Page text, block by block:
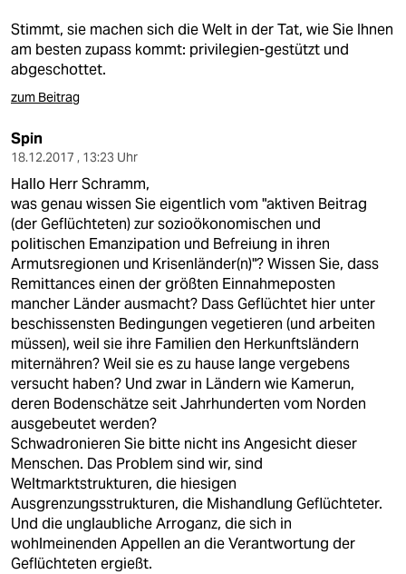
Stimmt, sie machen sich die Welt in der Tat, wie Sie Ihnen
am besten zupass kommt: privilegien-gestützt und
abgeschottet.
zum Beitrag
Spin
18.12.2017 , 13:23 Uhr
Hallo Herr Schramm,
was genau wissen Sie eigentlich vom "aktiven Beitrag
(der Geflüchteten) zur sozioökonomischen und
politischen Emanzipation und Befreiung in ihren
Armutsregionen und Krisenländer(n)"? Wissen Sie, dass
Remittances einen der größten Einnahmeposten
mancher Länder ausmacht? Dass Geflüchtet hier unter
beschissensten Bedingungen vegetieren (und arbeiten
müssen), weil sie ihre Familien den Herkunftsländern
miternähren? Weil sie es zu hause lange vergebens
versucht haben? Und zwar in Ländern wie Kamerun,
deren Bodenschätze seit Jahrhunderten vom Norden
ausgebeutet werden?
Schwadronieren Sie bitte nicht ins Angesicht dieser
Menschen. Das Problem sind wir, sind
Weltmarktstrukturen, die hiesigen
Ausgrenzungsstrukturen, die Mishandlung Geflüchteter.
Und die unglaubliche Arroganz, die sich in
wohlmeinenden Appellen an die Verantwortung der
Geflüchteten ergießt.